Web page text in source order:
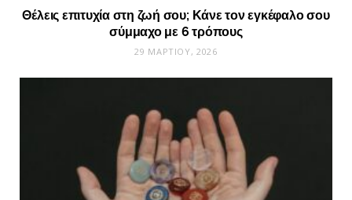
Θέλεις επιτυχία στη ζωή σου; Κάνε τον εγκέφαλο σου
σύμμαχο με 6 τρόπους
29 ΜΑΡΤΊΟΥ, 2026